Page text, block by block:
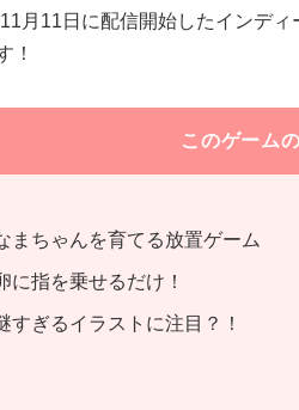
月11日に配信開始したインディ
！
このゲーム
まちゃんを育てる放置ゲーム
に指を乗せるだけ！
すぎるイラストに注目？！